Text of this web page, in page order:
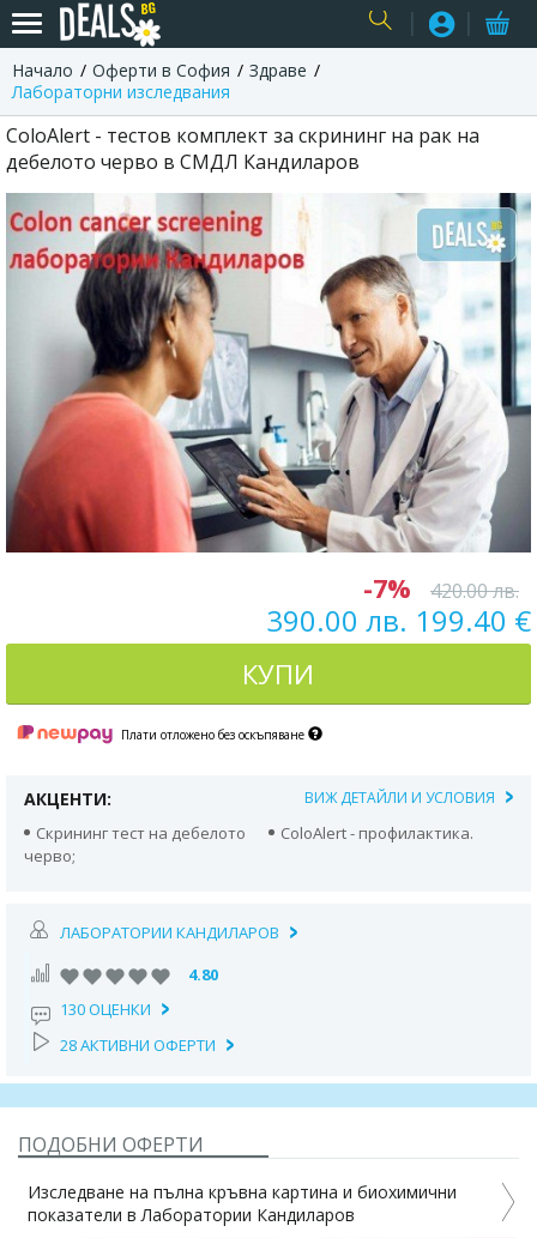
Начало Оферти в София
Здраве
Лабораторни изследвания
ColoAlert - тестов комплект за скрининг на рак на
дебелото черво в СМДЛ Кандиларов
-7% 420.00 лв.
390.00 лв. 199.40 €
КУПИ
Плати отложено без оскъпяване
АКЦЕНТИ: ВИЖ ДЕТАЙЛИ И УСЛОВИЯ
Скрининг тест на дебелото
черво;
ColoAlert - профилактика.
ЛАБОРАТОРИИ КАНДИЛАРОВ
4.80
130 ОЦЕНКИ
28 АКТИВНИ ОФЕРТИ
ПОДОБНИ ОФЕРТИ
на пълна кръвна картина и биохимични
в Лаборатории Кандиларов
В и